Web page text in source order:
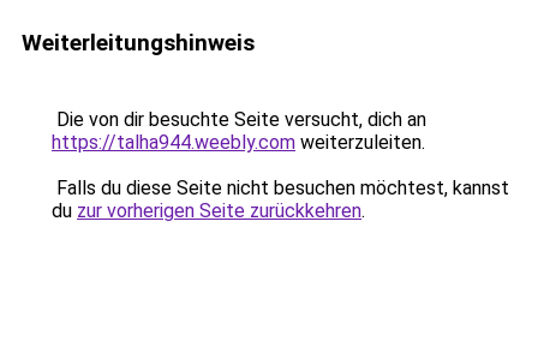
Weiterleitungshinweis
Die von dir besuchte Seite versucht, dich an
https://talha944.weebly.com weiterzuleiten.
Falls du diese Seite nicht besuchen möchtest, kannst
du zur vorherigen Seite zurückkehren.